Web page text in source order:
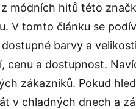
módních hitů této
V tomto článku se
barvy a
cenu a dostupnost.
zákazníků. Pokud
v chladných dnech a